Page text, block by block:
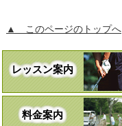
時入会の方
がおトク♪
▲ このページのトップへ
レッスン案内
料金案内